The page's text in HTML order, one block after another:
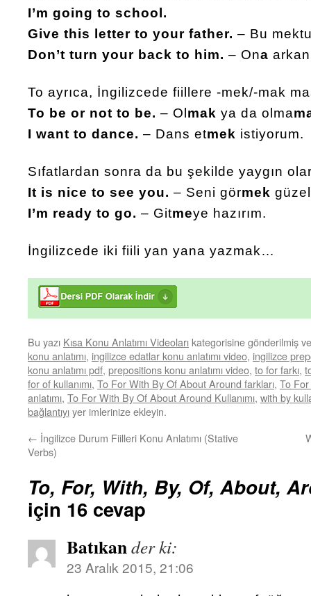
I’m going to school.
Give this letter to your father. – Bu
Don’t turn your back to him. – Ona
To ayrıca, İngilizcede fiillere -mek/-mak
To be or not to be. – Ol mak ya da olma
I want to dance. – Dans etmek istiyorum.
Sıfatlardan sonra da bu şekilde yaygın
It is nice to see you. – Seni görmek
I’m ready to go. – Gitmeye hazırım.
İngilizcede iki fiili yan yana yazmak…
Bu yazı Kısa Konu Anlatımı Videoları kategorisine gönderilmiş
konu anlatımı, ingilizce edatlar konu anlatımı video, ingilizce
konu anlatımı pdf, prepositions konu anlatımı video, to for farkı,
for of kullanımı, To For With By Of About Around farkları, To
anlatımı, To For With By Of About Around Kullanımı, with by
bağlantıyıyer imlerinize ekleyin.
← İngilizce Durum Fiilleri Konu Anlatımı (Stative
Verbs)
To, For, With, By, Of, About,
için 16 cevap
Batıkander ki:
23 Aralık 2015, 21:06